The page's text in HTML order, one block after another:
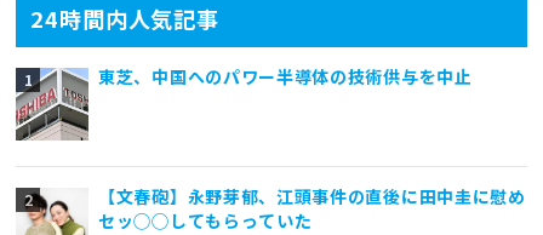
24時間内人気記事
東芝、中国へのパワー半導体の技術供与を中止
【文春砲】永野芽郁、江頭事件の直後に田中圭に慰め
セッ◯◯してもらっていた